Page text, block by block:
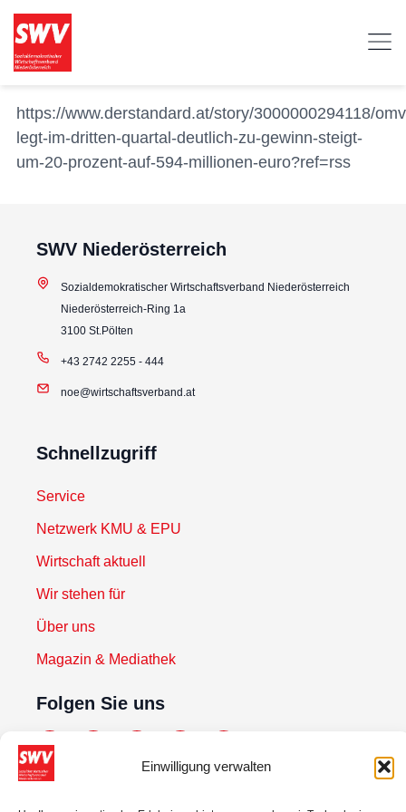
Einwilligung verwalten
https://www.derstandard.at/story/3000000294118/
legt-im-dritten-quartal-deutlich-zu-gewinn-steigt-
um-20-prozent-auf-594-millionen-euro?ref=rss
SWV Niederösterreich
Sozialdemokratischer Wirtschaftsverband Niederösterreich
Niederösterreich-Ring 1a
3100 St.Pölten
+43 2742 2255 - 444
noe@wirtschaftsverband.at
Schnellzugriff
Service
Netzwerk KMU & EPU
Wirtschaft aktuell
Wir stehen für
Über uns
Magazin & Mediathek
Folgen Sie uns